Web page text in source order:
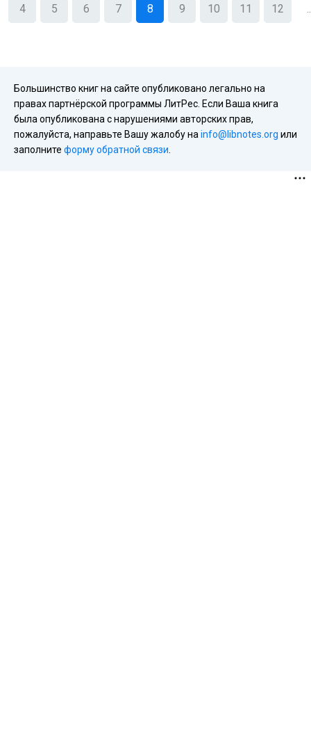
4 5 6 7 8 9 10 11 12
Большинство книг на сайте опубликовано легально на
правах партнёрской программы ЛитРес. Если Ваша книга
была опубликована с нарушениями авторских прав,
пожалуйста, направьте Вашу жалобу на info@libnotes.org или
заполните форму обратной связи